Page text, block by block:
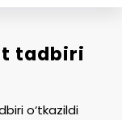
tadbiri
o‘tkazildi